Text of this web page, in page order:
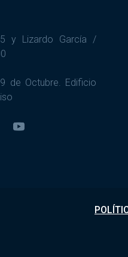
y Lizardo García /
de Octubre. Edificio